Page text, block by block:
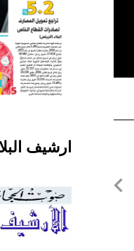
ارشيف